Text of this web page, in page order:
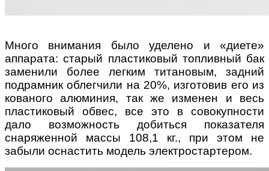
Много внимания было уделено и «диете»
аппарата: старый пластиковый топливный бак
заменили более легким титановым, задний
подрамник облегчили на 20%, изготовив его из
кованого алюминия, так же изменен и весь
пластиковый обвес, все это в совокупности
дало возможность добиться показателя
снаряженной массы 108,1 кг., при этом не
забыли оснастить модель электростартером.